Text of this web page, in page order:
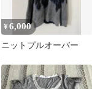
¥6,000
ニットプルオーバー